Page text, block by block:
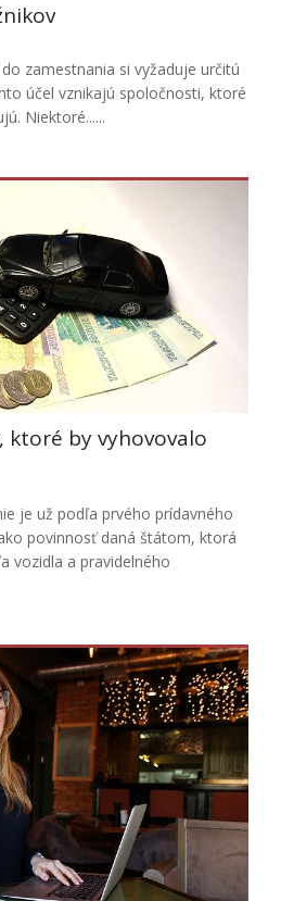
zamestnania si vyžaduje určitú
účel vznikajú spoločnosti, ktoré
Niektoré......
ktoré by vyhovovalo
je už podľa prvého prídavného
povinnosť daná štátom, ktorá
vozidla a pravidelného